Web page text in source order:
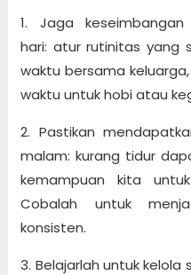
1. Jaga
hari: atur rutinitas yang
waktu bersama
waktu untuk hobi atau
2. Pastikan
malam: kurang tidur
kemampuan kita
Cobalah untuk
konsisten.
3. Belajarlah untuk kelola